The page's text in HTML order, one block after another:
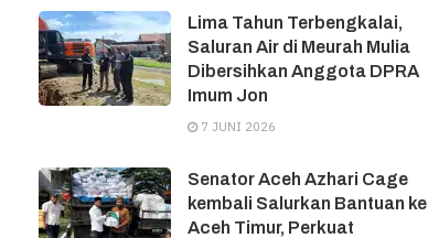
Lima Tahun Terbengkalai,
Saluran Air di Meurah Mulia
Dibersihkan Anggota DPRA
Imum Jon
7 JUNI 2026
Senator Aceh Azhari Cage
kembali Salurkan Bantuan ke
Aceh Timur, Perkuat